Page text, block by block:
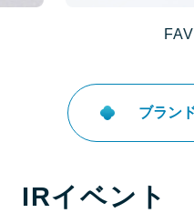
ブラン
IRイベント